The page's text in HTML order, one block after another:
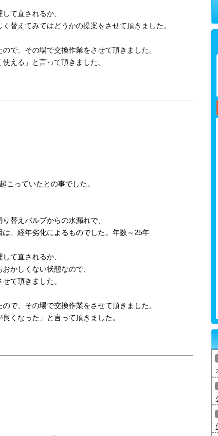
て直されるか、
替えてみてはどうかの提案をさせて頂きました。
で、その場で交換作業をさせて頂きました。
える」と言って頂きました。
こっていたとの事でした。
替えバルブからの水漏れで、
、経年劣化によるものでした。年数～25年
て直されるか、
かしくない状態なので、
て頂きました。
で、その場で交換作業をさせて頂きました。
くなった」と言って頂きました。